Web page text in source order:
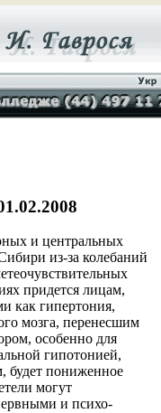
и центральных
из-за колебаний
придется лицам,
как гипертония,
мозга, перенесшим
особенно для
гипотонией,
будет пониженное
могут
и психо-